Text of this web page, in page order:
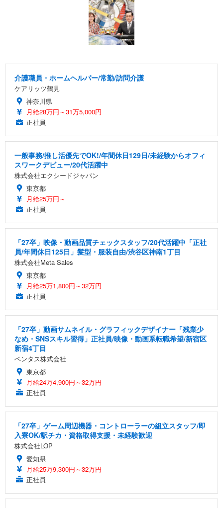
介護職員・ホームヘルパー/常勤/訪問介護
ケアリッツ鶴見
神奈川県
月給28万円～31万5,000円
正社員
一般事務/推し活優先でOK!/年間休日129日/未経験からオフィ
スワークデビュー/20代活躍中
株式会社エクシードジャパン
東京都
月給25万円～
正社員
「27卒」映像・動画品質チェックスタッフ/20代活躍中「正社
員/年間休日125日」髪型・服装自由/渋谷区神南1丁目
株式会社Meta Sales
東京都
月給25万1,800円～32万円
正社員
「27卒」動画サムネイル・グラフィックデザイナー「残業少
なめ・SNSスキル習得」正社員/映像・動画系転職希望/新宿区
新宿4丁目
ベンタス株式会社
東京都
月給24万4,900円～32万円
正社員
「27卒」ゲーム周辺機器・コントローラーの組立スタッフ/即
入寮OK/駅チカ・資格取得支援・未経験歓迎
株式会社LOP
愛知県
月給25万9,300円～32万円
正社員